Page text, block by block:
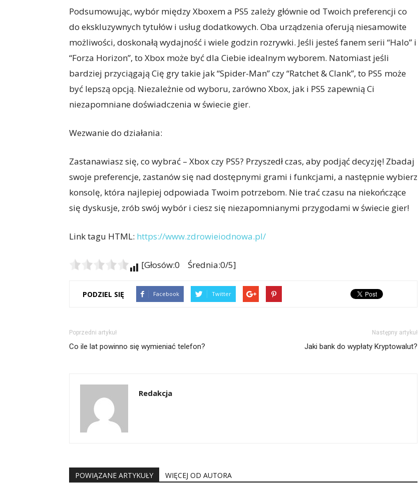
Podsumowując, wybór między Xboxem a PS5 zależy głównie od Twoich preferencji co
do ekskluzywnych tytułów i usług dodatkowych. Oba urządzenia oferują niesamowite
możliwości, doskonałą wydajność i wiele godzin rozrywki. Jeśli jesteś fanem serii “Halo” i
“Forza Horizon”, to Xbox może być dla Ciebie idealnym wyborem. Natomiast jeśli
bardziej przyciągają Cię gry takie jak “Spider-Man” czy “Ratchet & Clank”, to PS5 może
być lepszą opcją. Niezależnie od wyboru, zarówno Xbox, jak i PS5 zapewnią Ci
niezapomniane doświadczenia w świecie gier.
Wezwanie do działania:
Zastanawiasz się, co wybrać – Xbox czy PS5? Przyszedł czas, aby podjąć decyzję! Zbadaj
swoje preferencje, zastanów się nad dostępnymi grami i funkcjami, a następnie wybierz
konsolę, która najlepiej odpowiada Twoim potrzebom. Nie trać czasu na niekończące
się dyskusje, zrób swój wybór i ciesz się niezapomnianymi przygodami w świecie gier!
Link tagu HTML: https://www.zdrowieiodnowa.pl/
[Głosów:0 Średnia:0/5]
PODZIEL SIĘ Facebook Twitter
Poprzedni artykuł
Co ile lat powinno się wymieniać telefon?
Następny artykuł
Jaki bank do wypłaty Kryptowalut?
Redakcja
POWIĄZANE ARTYKUŁY WIĘCEJ OD AUTORA